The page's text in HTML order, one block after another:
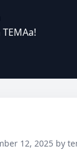
12, 2025 by